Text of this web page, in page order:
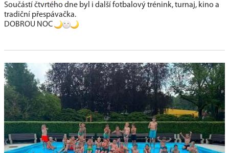
Součástí čtvrtého dne byl i další fotbalový trénink, turnaj, kino a
tradiční přespávačka.
DOBROU NOC